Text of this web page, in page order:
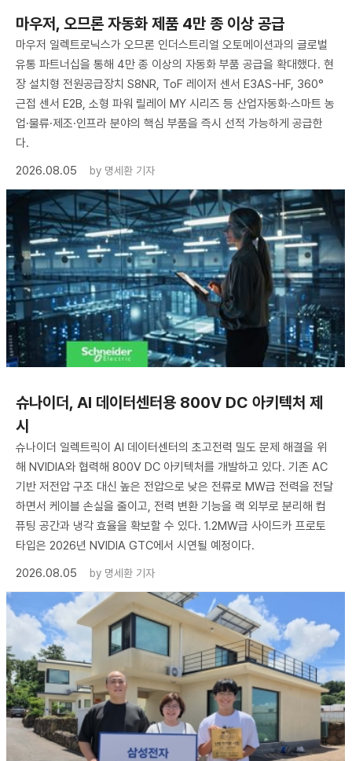
마우저, 오므론 자동화 제품 4만 종 이상 공급
마우저 일렉트로닉스가 오므론 인더스트리얼 오토메이션과의 글로벌
유통 파트너십을 통해 4만 종 이상의 자동화 부품 공급을 확대했다. 현
장 설치형 전원공급장치 S8NR, ToF 레이저 센서 E3AS-HF, 360°
근접 센서 E2B, 소형 파워 릴레이 MY 시리즈 등 산업자동화·스마트 농
업·물류·제조·인프라 분야의 핵심 부품을 즉시 선적 가능하게 공급한
다.
2026.08.05
by 명세환 기자
슈나이더, AI 데이터센터용 800V DC 아키텍처 제
시
슈나이더 일렉트릭이 AI 데이터센터의 초고전력 밀도 문제 해결을 위
해 NVIDIA와 협력해 800V DC 아키텍처를 개발하고 있다. 기존 AC
기반 저전압 구조 대신 높은 전압으로 낮은 전류로 MW급 전력을 전달
하면서 케이블 손실을 줄이고, 전력 변환 기능을 랙 외부로 분리해 컴
퓨팅 공간과 냉각 효율을 확보할 수 있다. 1.2MW급 사이드카 프로토
타입은 2026년 NVIDIA GTC에서 시연될 예정이다.
2026.08.05
by 명세환 기자